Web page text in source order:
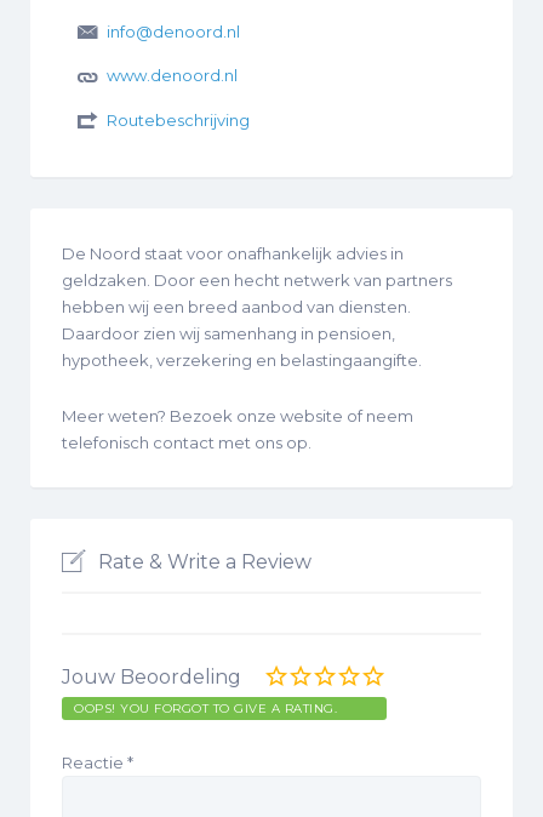
info@denoord.nl
www.denoord.nl
Routebeschrijving
De Noord staat voor onafhankelijk advies in
geldzaken. Door een hecht netwerk van partners
hebben wij een breed aanbod van diensten.
Daardoor zien wij samenhang in pensioen,
hypotheek, verzekering en belastingaangifte.
Meer weten? Bezoek onze website of neem
telefonisch contact met ons op.
Rate & Write a Review
Jouw Beoordeling
OOPS! YOU FORGOT TO GIVE A RATING.
Reactie *